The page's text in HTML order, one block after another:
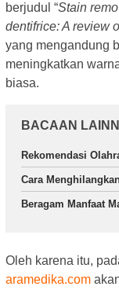
berjudul “Stain
dentifrice: A review
yang mengandung
meningkatkan
biasa.
BACAAN
Rekomendasi
Cara
Beragam Manfaat
Oleh karena itu,
aramedika.com